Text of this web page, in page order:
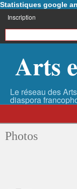
Statistiques google
Inscription
Arts
Photos